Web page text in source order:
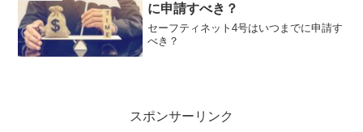
に申請すべき？
セーフティネット4号はいつまでに申請す
べき？
スポンサーリンク